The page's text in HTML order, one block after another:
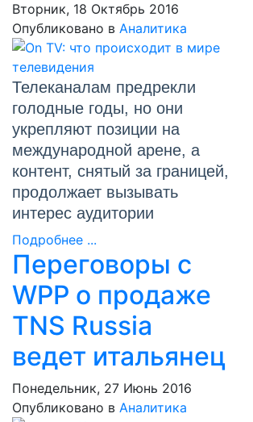
Вторник, 18 Октябрь 2016
Опубликовано в Аналитика
Телеканалам предрекли
голодные годы, но они
укрепляют позиции на
международной арене, а
контент, снятый за границей,
продолжает вызывать
интерес аудитории
Подробнее ...
Переговоры с
WPP о продаже
TNS Russia
ведет итальянец
Понедельник, 27 Июнь 2016
Опубликовано в Аналитика